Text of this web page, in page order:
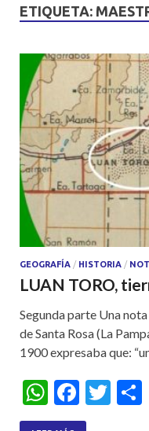
ETIQUETA:
GEOGRAFÍA / HISTORIA /
LUAN TORO,
Segunda parte Una
de Santa Rosa (La
1900 expresaba que:
W
h
F
ac
T